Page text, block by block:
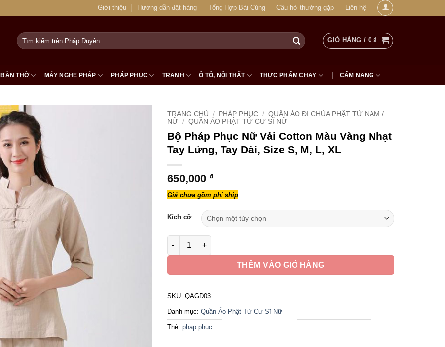
Giới thiệu Hướng dẫn đặt hàng Tổng Hợp Bài Cúng Câu hỏi thường gặp Liên hệ
Tìm
kiếm:
GIỎ HÀNG / 0₫
BÀN THỜ MÁY NGHE PHÁP PHÁP PHỤC TRANH Ô TÔ, NỘI THẤT THỰC PHẨM CHAY CẨM NANG
TRANG CHỦ / PHÁP PHỤC / QUẦN ÁO ĐI CHÙA PHẬT TỬ NAM /
NỮ / QUẦN ÁO PHẬT TỬ CƯ SĨ NỮ
Bộ Pháp Phục Nữ Vải Cotton Màu Vàng Nhạt
Tay Lửng, Tay Dài, Size S, M, L, XL
650,000 ₫
Giá chưa gồm phí ship
Kích cỡ
Bộ Pháp Phục Nữ Vải Cotton Màu Vàng Nhạt Tay Lửng, Tay Dài, Size S, M, L, XL
THÊM VÀO GIỎ HÀNG
SKU: QAGD03
Danh mục: Quần Áo Phật Tử Cư Sĩ Nữ
Thẻ: phap phuc